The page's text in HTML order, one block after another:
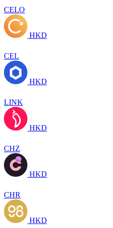
CELO
HKD
CEL
HKD
LINK
HKD
CHZ
HKD
CHR
HKD